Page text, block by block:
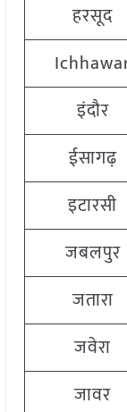
हरसूद
इंदौर
ईसागढ़
इटारसी
जबलपुर
जतारा
जवेरा
जावर